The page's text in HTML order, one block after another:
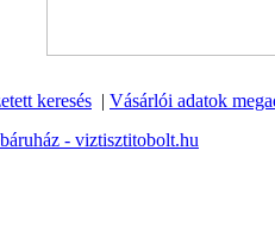
keresés | Vásárlói adatok
- viztisztitobolt.hu